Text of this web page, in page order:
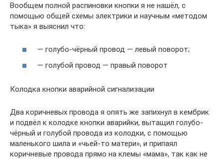
Вообщем полной распиновки кнопки я не нашёл, с
помощью общей схемы электрики и научным «методом
тыка» я выяснил что:
— голубо-чёрный провод — левый поворот;
— голубой провод — правый поворот
Колодка кнопки аварийной сигнализации
Два коричневых провода я опять же запихнул в кембрик
и подвёл к колодке кнопки аварийки, вытащил голубо-
чёрный и голубой провода из колодки, с помощью
маленького шила и «чьей-то матери», и припаял
коричневые провода прямо на клемы «мама», так как не